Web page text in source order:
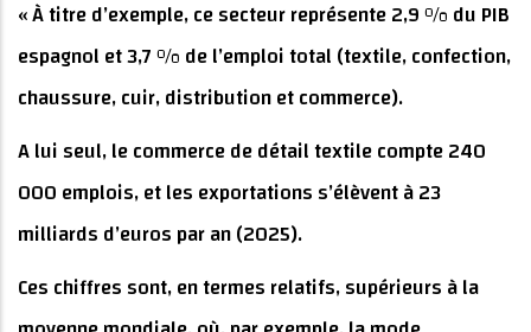
« À titre d’exemple, ce secteur représente 2,9 % du PIB
espagnol et 3,7 % de l’emploi total (textile, confection,
chaussure, cuir, distribution et commerce).
A lui seul, le commerce de détail textile compte 240
000 emplois, et les exportations s’élèvent à 23
milliards d’euros par an (2025).
Ces chiffres sont, en termes relatifs, supérieurs à la